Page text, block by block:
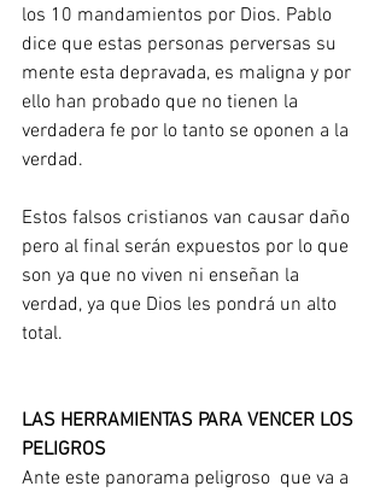
los 10 mandamientos por Dios. Pablo
dice que estas personas perversas su
mente esta depravada, es maligna y por
ello han probado que no tienen la
verdadera fe por lo tanto se oponen a la
verdad.
Estos falsos cristianos van causar daño
pero al final serán expuestos por lo que
son ya que no viven ni enseñan la
verdad, ya que Dios les pondrá un alto
total.
LAS HERRAMIENTAS PARA VENCER LOS
PELIGROS
Ante este panorama peligroso  que va a